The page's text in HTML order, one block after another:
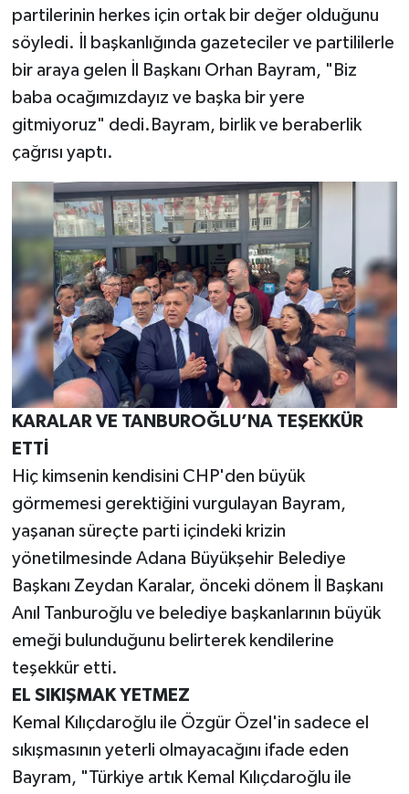
partilerinin herkes için ortak bir değer olduğunu
söyledi. İl başkanlığında gazeteciler ve partililerle
bir araya gelen İl Başkanı Orhan Bayram, "Biz
baba ocağımızdayız ve başka bir yere
gitmiyoruz" dedi.Bayram, birlik ve beraberlik
çağrısı yaptı.
KARALAR VE TANBUROĞLU’NA TEŞEKKÜR
ETTİ
Hiç kimsenin kendisini CHP'den büyük
görmemesi gerektiğini vurgulayan Bayram,
yaşanan süreçte parti içindeki krizin
yönetilmesinde Adana Büyükşehir Belediye
Başkanı Zeydan Karalar, önceki dönem İl Başkanı
Anıl Tanburoğlu ve belediye başkanlarının büyük
emeği bulunduğunu belirterek kendilerine
teşekkür etti.
EL SIKIŞMAK YETMEZ
Kemal Kılıçdaroğlu ile Özgür Özel'in sadece el
sıkışmasının yeterli olmayacağını ifade eden
Bayram, "Türkiye artık Kemal Kılıçdaroğlu ile